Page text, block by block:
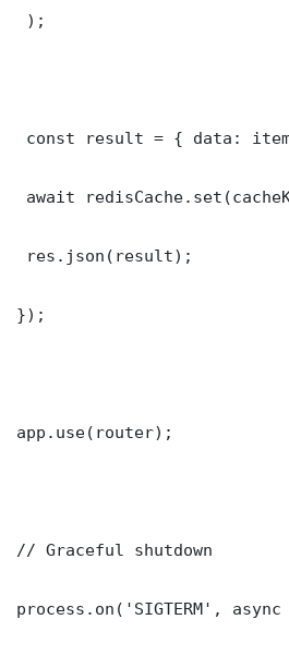
);
const result = { data:
await
res.json(result);
});
app.use(router);
// Graceful shutdown
process.on('SIGTERM',